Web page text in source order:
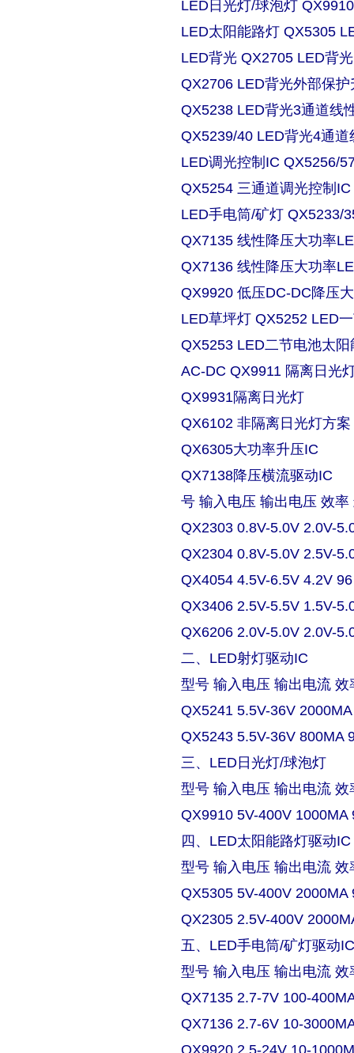
LED日光灯/球泡灯
LED太阳能路灯 QX5305
LED背光 QX2705 LED背
QX2706 LED背光外部保
QX5238 LED背光3通道线
QX5239/40 LED背光4通
LED调光控制IC QX5256/
QX5254 三通道调光控制
LED手电筒/矿灯 QX5233/
QX7135 线性降压大功率
QX7136 线性降压大功率
QX9920 低压DC-DC降压
LED草坪灯 QX5252 LED
QX5253 LED二节电池太
AC-DC QX9911 隔离日光
QX9931隔离日光灯
QX6102 非隔离日光灯方案
QX6305大功率升压IC
QX7138降压横流驱动IC
号 输入电压 输出电压 效率
QX2303 0.8V-5.0V 2.0V-
QX2304 0.8V-5.0V 2.5V-
QX4054 4.5V-6.5V 4.2V
QX3406 2.5V-5.5V 1.5V-
QX6206 2.0V-5.0V 2.0V-
二、LED射灯驱动IC
型号 输入电压 输出电流 效
QX5241 5.5V-36V
QX5243 5.5V-36V 800MA
三、LED日光灯/球泡灯
型号 输入电压 输出电流 效
QX9910 5V-400V 1000MA
四、LED太阳能路灯驱动IC
型号 输入电压 输出电流 效
QX5305 5V-400V 2000MA
QX2305 2.5V-400V
五、LED手电筒/矿灯驱动
型号 输入电压 输出电流 效
QX7135 2.7-7V 100-
QX7136 2.7-6V 10-